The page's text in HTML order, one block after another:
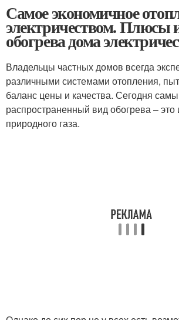
Самое экономичное
электричеством. Плюсы
обогрева дома
Владельцы частных домов всегда
различными системами отопления,
баланс цены и качества. Сегодня
распространенный вид обогрева – это
природного газа.